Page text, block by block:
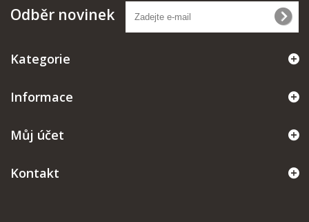
Odběr novinek
Kategorie
Informace
Můj účet
Kontakt